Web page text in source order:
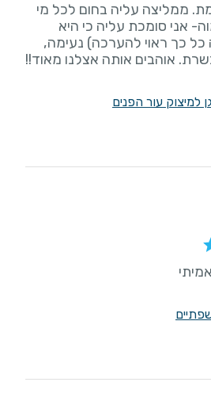
ממליצה עליה בחום לכל מי
אני סומכת עליה כי היא
כל כך ראוי להערכה) נעימה,
אוהבים אותה אצלנו מאוד!!
למיצוק עור הפנים